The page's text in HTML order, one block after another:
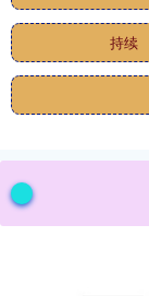
持续